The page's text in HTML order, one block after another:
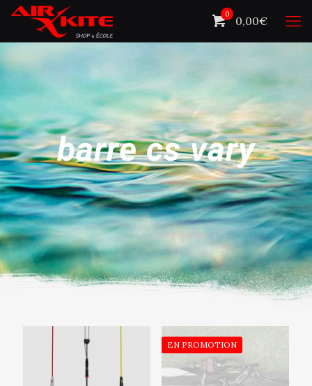
0 0,00€
barre cs vary
EN PROMOTION